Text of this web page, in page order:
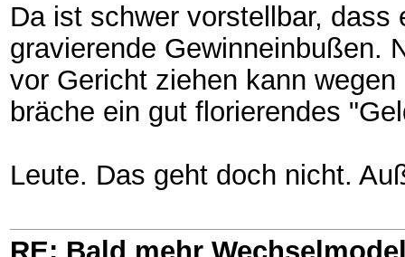
Da ist schwer vorstellbar,
gravierende Gewinneinbußen.
vor Gericht ziehen kann
bräche ein gut florierendes
Leute. Das geht doch nicht.
RE: Bald mehr